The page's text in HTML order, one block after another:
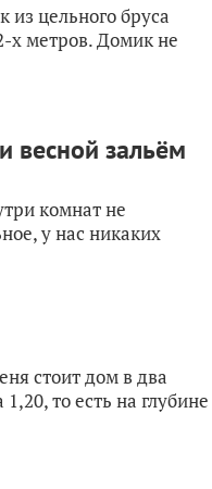
цельного бруса
х метров. Домик не
весной зальëм
комнат не
у нас никаких
стоит дом в два
то есть на глубине